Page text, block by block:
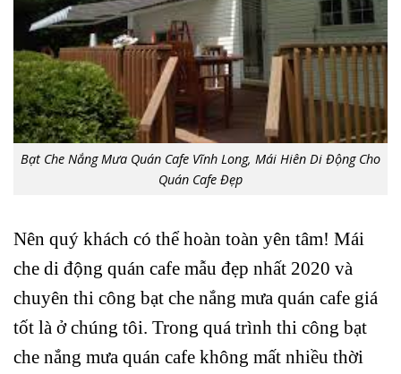
Bạt Che Nắng Mưa Quán Cafe Vĩnh Long, Mái Hiên Di Động Cho
Quán Cafe Đẹp
Nên quý khách có thể hoàn toàn yên tâm! Mái
che di động quán cafe mẫu đẹp nhất 2020 và
chuyên thi công bạt che nắng mưa quán cafe giá
tốt là ở chúng tôi. Trong quá trình thi công bạt
che nắng mưa quán cafe không mất nhiều thời